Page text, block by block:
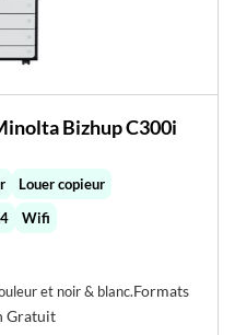
Bizhup C300i
Louer copieur
Wifi
et noir & blanc.Formats
Gratuit